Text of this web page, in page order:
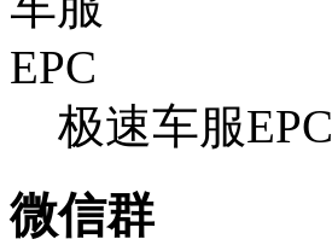
极速车服EPC
微信群